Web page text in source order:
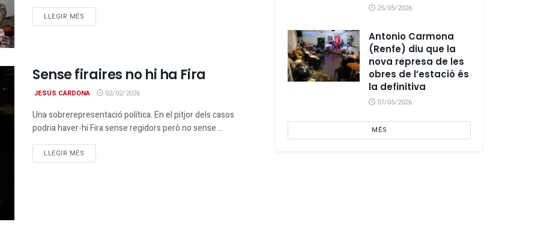
LLEGIR MÉS
Sense firaires no hi ha Fira
JESÚS CARDONA 02/02/2026
Una sobrerepresentació política. En el pitjor dels casos
podria haver-hi Fira sense regidors però no sense ...
LLEGIR MÉS
25/05/2026
Antonio Carmona
(Renfe) diu que la
nova represa de les
obres de l’estació és
la definitiva
07/05/2026
MÉS